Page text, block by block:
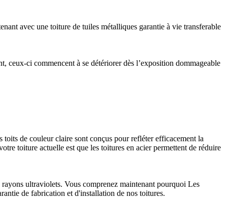
avec une toiture de tuiles métalliques garantie à vie transferable
ceux-ci commencent à se détériorer dès l’exposition dommageable
de couleur claire sont conçus pour refléter efficacement la
toiture actuelle est que les toitures en acier permettent de réduire
ultraviolets. Vous comprenez maintenant pourquoi Les
de fabrication et d'installation de nos toitures.